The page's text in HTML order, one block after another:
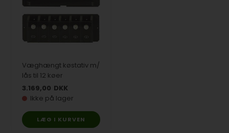
Væghængt køstativ m/
lås til 12 køer
3.169,00 DKK
Ikke på lager